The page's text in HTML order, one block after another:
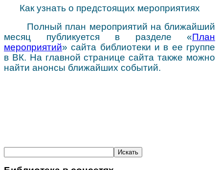
Как узнать о предстоящих мероприятиях
Полный план мероприятий на ближайший
месяц публикуется в разделе «План
мероприятий» сайта библиотеки и в ее группе
в ВК. На главной странице сайта также можно
найти анонсы ближайших событий.